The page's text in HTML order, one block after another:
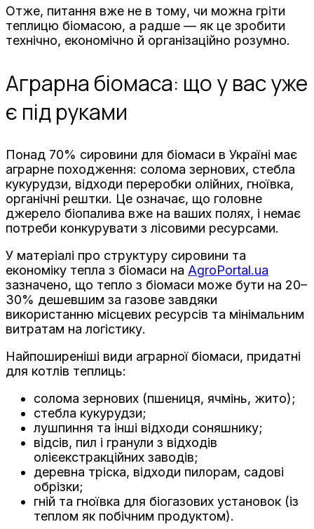
Отже, питання вже не в тому, чи можна гріти
теплицю біомасою, а радше — як це зробити
технічно, економічно й організаційно розумно.
Аграрна біомаса: що у вас уже
є під руками
Понад 70% сировини для біомаси в Україні має
аграрне походження: солома зернових, стебла
кукурудзи, відходи переробки олійних, гноївка,
органічні рештки. Це означає, що головне
джерело біопалива вже на ваших полях, і немає
потреби конкурувати з лісовими ресурсами.
У матеріалі про структуру сировини та
економіку тепла з біомаси на AgroPortal.ua
зазначено, що тепло з біомаси може бути на 20–
30% дешевшим за газове завдяки
використанню місцевих ресурсів та мінімальним
витратам на логістику.
Найпоширеніші види аграрної біомаси, придатні
для котлів теплиць:
солома зернових (пшениця, ячмінь, жито);
стебла кукурудзи;
лушпиння та інші відходи соняшнику;
відсів, пил і гранули з відходів
олієекстракційних заводів;
деревна тріска, відходи пилорам, садові
обрізки;
гній та гноївка для біогазових установок (із
теплом як побічним продуктом).